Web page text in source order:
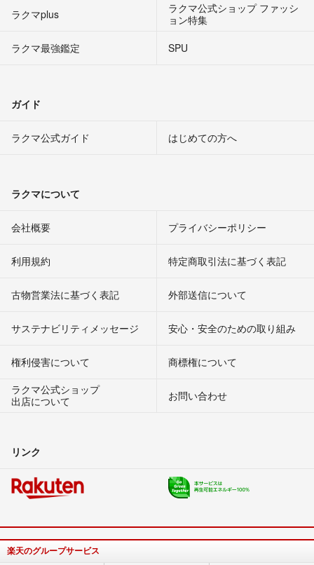
ラクマplus
ラクマ公式ショップ ファッシ
ョン特集
ラクマ最強鑑定
SPU
ガイド
ラクマ公式ガイド はじめての方へ
ラクマについて
会社概要 プライバシーポリシー
利用規約 特定商取引法に基づく表記
古物営業法に基づく表記 外部送信について
サステナビリティメッセージ 安心・安全のための取り組み
権利侵害について
商標権について
ラクマ公式ショップ
出店について
お問い合わせ
リンク
楽天のグループサービス